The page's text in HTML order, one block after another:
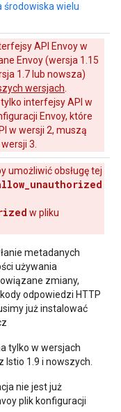
środowiska wielu
API Envoy w
Envoy (wersja 1.15
1.7 lub nowsza)
wersjach
interfejsy API w
Envoy, które
w wersji 2, muszą
3.
umożliwić obsługę tej
w pliku
metadanych
używania
zmiany,
odpowiedzi HTTP
już instalować
tylko w wersjach
Istio 1.9 i nowszych.
nie jest już
plik konfiguracji